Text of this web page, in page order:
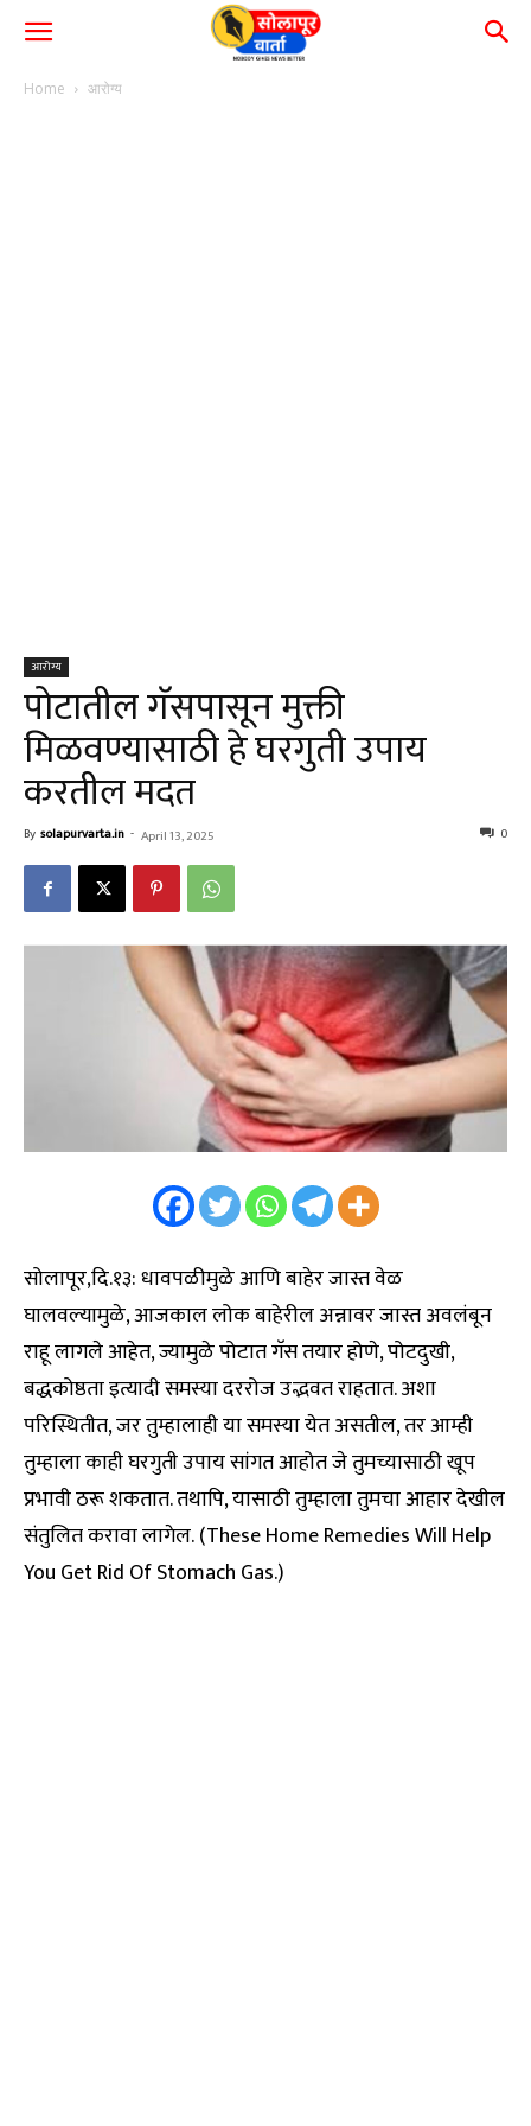
Home आरोग्य
आरोग्य
पोटातील गॅसपासून मुक्ती
मिळवण्यासाठी हे घरगुती उपाय
करतील मदत
By solapurvarta.in - April 13, 2025 0
सोलापूर,दि.१३: धावपळीमुळे आणि बाहेर जास्त वेळ
घालवल्यामुळे, आजकाल लोक बाहेरील अन्नावर जास्त अवलंबून
राहू लागले आहेत, ज्यामुळे पोटात गॅस तयार होणे, पोटदुखी,
बद्धकोष्ठता इत्यादी समस्या दररोज उद्भवत राहतात. अशा
परिस्थितीत, जर तुम्हालाही या समस्या येत असतील, तर आम्ही
तुम्हाला काही घरगुती उपाय सांगत आहोत जे तुमच्यासाठी खूप
प्रभावी ठरू शकतात. तथापि, यासाठी तुम्हाला तुमचा आहार देखील
संतुलित करावा लागेल. (These Home Remedies Will Help
You Get Rid Of Stomach Gas.)